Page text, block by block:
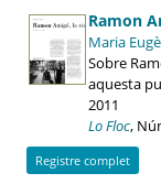
Ramon
Maria
Sobre
aquesta
2011
Lo Floc,
Registre complet